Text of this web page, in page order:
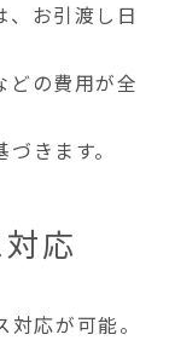
、お引渡し日
どの費用が全
きます。
応
応が可能。